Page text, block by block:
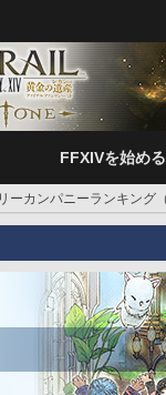
FFXIVを始める
ーカンパニーランキング